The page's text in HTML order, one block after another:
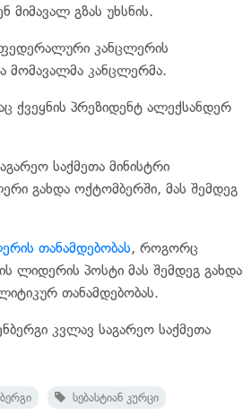
გზას უხსნის.
კანცლერის
მომავალმა კანცლერმა.
ქვეყნის პრეზიდენტ ალექსანდერ
საქმეთა მინისტრი
გახდა ოქტომბერში, მას შემდეგ
თანამდებობას, როგორც
ლიდერის პოსტი მას შემდეგ გახდა
თანამდებობას.
კვლავ საგარეო საქმეთა
სებასტიან კურცი